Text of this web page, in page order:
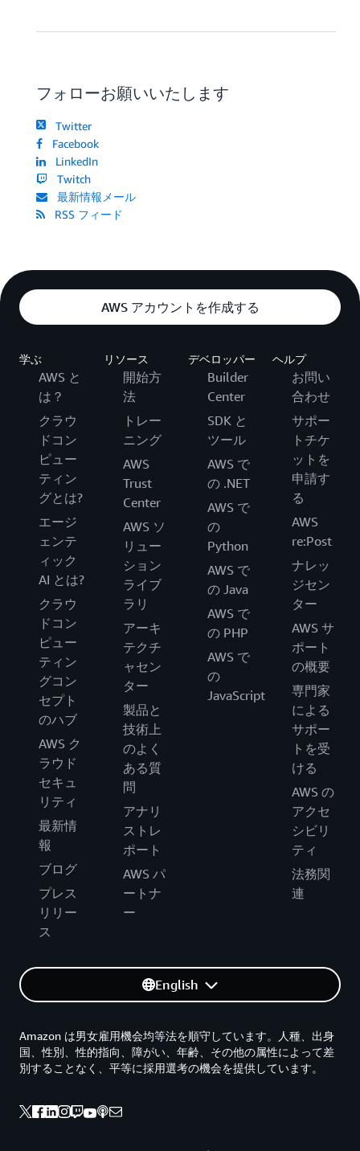
フォローお願いいたします
Twitter
Facebook
LinkedIn
Twitch
最新情報メール
RSS フィード
AWS アカウントを作成する
学ぶ
AWS と
は？
クラウ
ドコン
ピュー
ティン
グとは?
エージ
ェンテ
ィック
AI とは?
クラウ
ドコン
ピュー
ティン
グコン
セプト
のハブ
AWS ク
ラウド
セキュ
リティ
最新情
報
ブログ
プレス
リリー
ス
リソース
開始方
法
トレー
ニング
AWS
Trust
Center
AWS ソ
リュー
ション
ライブ
ラリ
アーキ
テクチ
ャセン
ター
製品と
技術上
のよく
ある質
問
アナリ
ストレ
ポート
AWS パ
ートナ
ー
デベロッパー
Builder
Center
SDK と
ツール
AWS で
の .NET
AWS で
の
Python
AWS で
の Java
AWS で
の PHP
AWS で
の
JavaScript
ヘルプ
お問い
合わせ
サポー
トチケ
ットを
申請す
る
AWS
re:Post
ナレッ
ジセン
ター
AWS サ
ポート
の概要
専門家
による
サポー
トを受
ける
AWS の
アクセ
シビリ
ティ
法務関
連
English
Amazon は男女雇用機会均等法を順守しています。人種、出身
国、性別、性的指向、障がい、年齢、その他の属性によって差
別することなく、平等に採用選考の機会を提供しています。